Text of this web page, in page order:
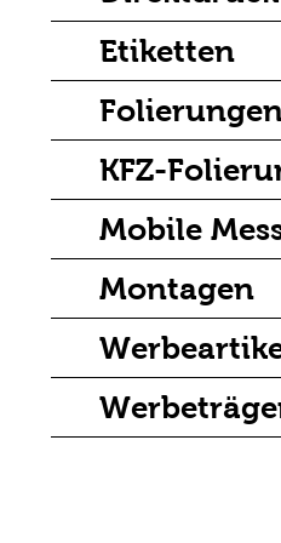
Etiketten
KFZ-
Mobile
Montagen